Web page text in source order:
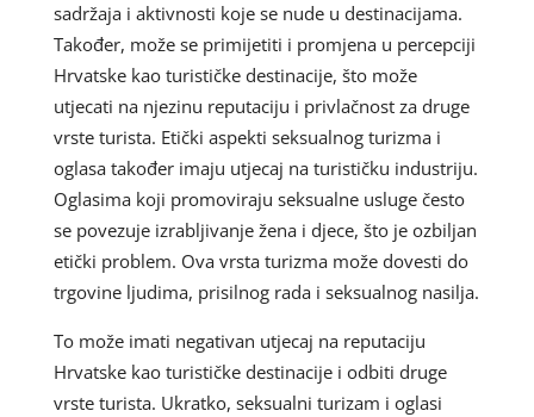
sadržaja i aktivnosti koje se nude u destinacijama.
Također, može se primijetiti i promjena u percepciji
Hrvatske kao turističke destinacije, što može
utjecati na njezinu reputaciju i privlačnost za druge
vrste turista. Etički aspekti seksualnog turizma i
oglasa također imaju utjecaj na turističku industriju.
Oglasima koji promoviraju seksualne usluge često
se povezuje izrabljivanje žena i djece, što je ozbiljan
etički problem. Ova vrsta turizma može dovesti do
trgovine ljudima, prisilnog rada i seksualnog nasilja.
To može imati negativan utjecaj na reputaciju
Hrvatske kao turističke destinacije i odbiti druge
vrste turista. Ukratko, seksualni turizam i oglasi